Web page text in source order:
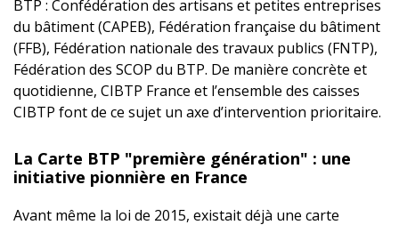
BTP : Confédération des artisans et petites entreprises
du bâtiment (CAPEB), Fédération française du bâtiment
(FFB), Fédération nationale des travaux publics (FNTP),
Fédération des SCOP du BTP. De manière concrète et
quotidienne, CIBTP France et l’ensemble des caisses
CIBTP font de ce sujet un axe d’intervention prioritaire.
La Carte BTP "première génération" : une
initiative pionnière en France
Avant même la loi de 2015, existait déjà une carte